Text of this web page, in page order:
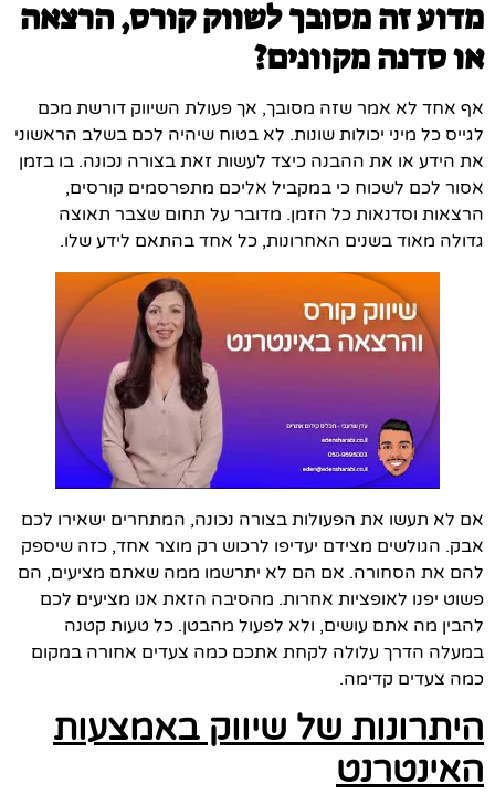
מדוע זה מסובך לשווק קורס, הרצאה
או סדנה מקוונים?
אף אחד לא אמר שזה מסובך, אך פעולת השיווק דורשת מכם
לגייס כל מיני יכולות שונות. לא בטוח שיהיה לכם בשלב הראשוני
את הידע או את ההבנה כיצד לעשות זאת בצורה נכונה. בו בזמן
אסור לכם לשכוח כי במקביל אליכם מתפרסמים קורסים,
הרצאות וסדנאות כל הזמן. מדובר על תחום שצבר תאוצה
גדולה מאוד בשנים האחרונות, כל אחד בהתאם לידע שלו.
אם לא תעשו את הפעולות בצורה נכונה, המתחרים ישאירו לכם
אבק. הגולשים מצידם יעדיפו לרכוש רק מוצר אחד, כזה שיספק
להם את הסחורה. אם הם לא יתרשמו ממה שאתם מציעים, הם
פשוט יפנו לאופציות אחרות. מהסיבה הזאת אנו מציעים לכם
להבין מה אתם עושים, ולא לפעול מהבטן. כל טעות קטנה
במעלה הדרך עלולה לקחת אתכם כמה צעדים אחורה במקום
כמה צעדים קדימה.
היתרונות של שיווק באמצעות
האינטרנט